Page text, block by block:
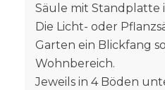
Säule mit Standplatte
Die Licht- oder
Garten ein Blickfang
Wohnbereich.
Jeweils in 4 Böden